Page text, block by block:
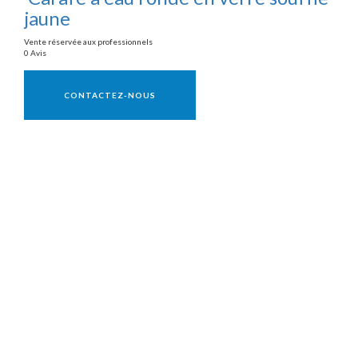
jaune
Vente réservée aux professionnels
0 Avis
CONTACTEZ-NOUS